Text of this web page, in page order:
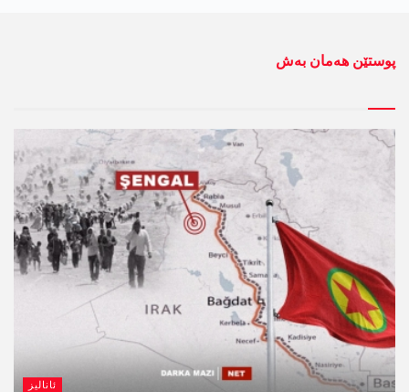
پوستێن ھەمان بەش
ئانالیز